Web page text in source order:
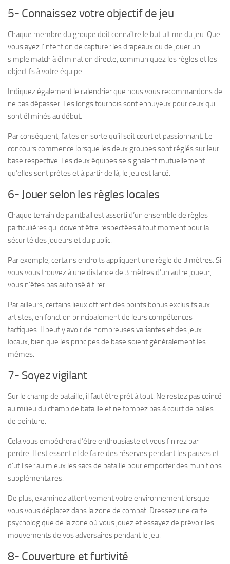
5- Connaissez votre objectif de jeu
Chaque membre du groupe doit connaître le but ultime du jeu. Que
vous ayez l’intention de capturer les drapeaux ou de jouer un
simple match à élimination directe, communiquez les règles et les
objectifs à votre équipe.
Indiquez également le calendrier que nous vous recommandons de
ne pas dépasser. Les longs tournois sont ennuyeux pour ceux qui
sont éliminés au début.
Par conséquent, faites en sorte qu’il soit court et passionnant. Le
concours commence lorsque les deux groupes sont réglés sur leur
base respective. Les deux équipes se signalent mutuellement
qu’elles sont prêtes et à partir de là, le jeu est lancé.
6- Jouer selon les règles locales
Chaque terrain de paintball est assorti d’un ensemble de règles
particulières qui doivent être respectées à tout moment pour la
sécurité des joueurs et du public.
Par exemple, certains endroits appliquent une règle de 3 mètres. Si
vous vous trouvez à une distance de 3 mètres d’un autre joueur,
vous n’êtes pas autorisé à tirer.
Par ailleurs, certains lieux offrent des points bonus exclusifs aux
artistes, en fonction principalement de leurs compétences
tactiques. Il peut y avoir de nombreuses variantes et des jeux
locaux, bien que les principes de base soient généralement les
mêmes.
7- Soyez vigilant
Sur le champ de bataille, il faut être prêt à tout. Ne restez pas coincé
au milieu du champ de bataille et ne tombez pas à court de balles
de peinture.
Cela vous empêchera d’être enthousiaste et vous finirez par
perdre. Il est essentiel de faire des réserves pendant les pauses et
d’utiliser au mieux les sacs de bataille pour emporter des munitions
supplémentaires.
De plus, examinez attentivement votre environnement lorsque
vous vous déplacez dans la zone de combat. Dressez une carte
psychologique de la zone où vous jouez et essayez de prévoir les
mouvements de vos adversaires pendant le jeu.
8- Couverture et furtivité